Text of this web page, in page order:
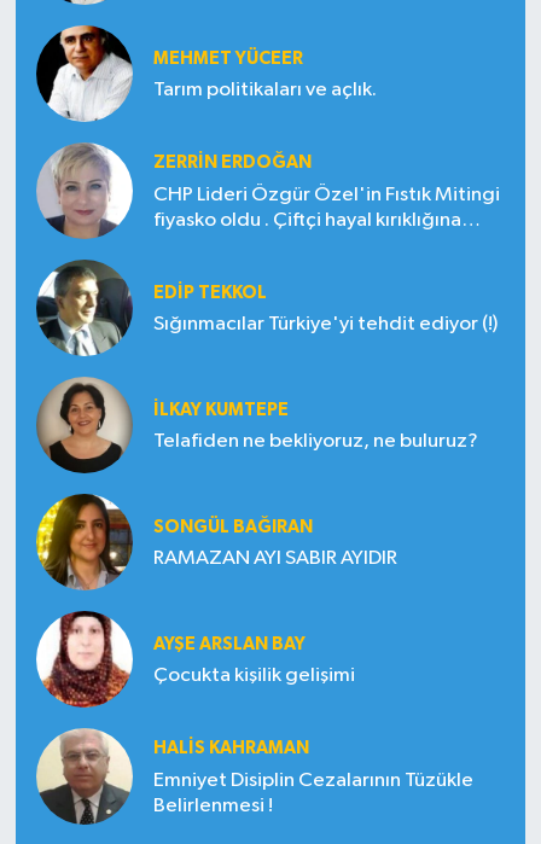
MEHMET YÜCEER
Tarım politikaları ve açlık.
ZERRIN ERDOĞAN
CHP Lideri Özgür Özel'in Fıstık Mitingi
fiyasko oldu . Çiftçi hayal kırıklığına
EDIP TEKKOL
Sığınmacılar Türkiye'yi tehdit ediyor (!)
İLKAY KUMTEPE
Telafiden ne bekliyoruz, ne buluruz?
SONGÜL BAĞIRAN
RAMAZAN AYI SABIR AYIDIR
AYŞE ARSLAN BAY
Çocukta kişilik gelişimi
HALIS KAHRAMAN
Emniyet Disiplin Cezalarının Tüzükle
Belirlenmesi !